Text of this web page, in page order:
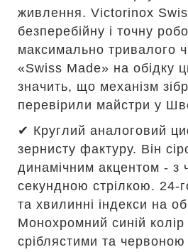
живлення. Victorinox
безперебійну і точну
максимально тривалого
«Swiss Made» на обідку
значить, що механізм
перевірили майстри у
✔ Круглий аналоговий
зернисту фактуру. Він
динамічним акцентом - з
секундною стрілкою. 24-
та хвилинні індекси на
Монохромний синій
сріблястими та